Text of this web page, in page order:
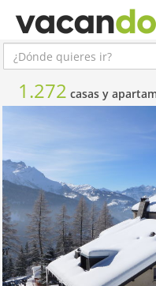
1.272 casas y